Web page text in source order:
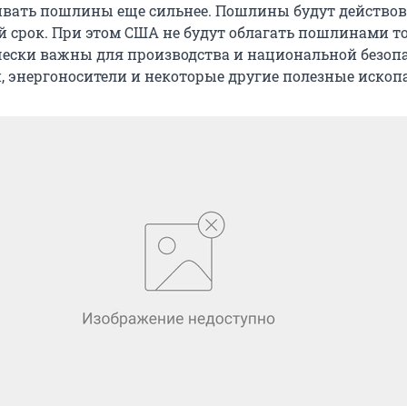
пошлины еще сильнее. Пошлины будут
срок. При этом США не будут облагать пошлинами
важны для производства и национальной
энергоносители и некоторые другие полезные